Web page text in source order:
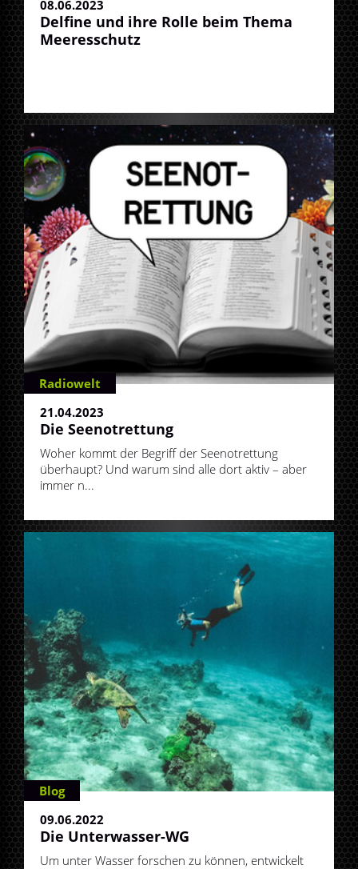
08.06.2023
Delfine und ihre Rolle beim Thema
Meeresschutz
Radiowelt
21.04.2023
Die Seenotrettung
Woher kommt der Begriff der Seenotrettung
überhaupt? Und warum sind alle dort aktiv – aber
immer n...
Blog
09.06.2022
Die Unterwasser-WG
Um unter Wasser forschen zu können, entwickelt